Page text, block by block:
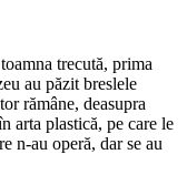
trecută, prima
au păzit breslele
rămâne, deasupra
arta plastică, pe care le
n-au operă, dar se au